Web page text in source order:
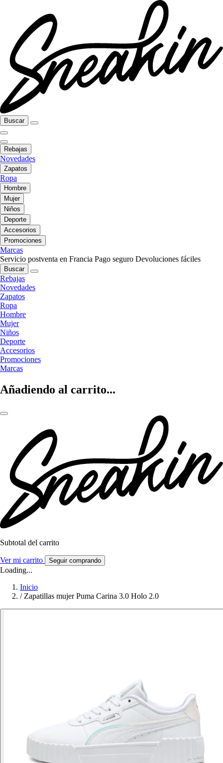
Buscar
Rebajas
Novedades
Zapatos
Ropa
Hombre
Mujer
Niños
Deporte
Accesorios
Promociones
Marcas
Servicio postventa en Francia Pago seguro Devoluciones fáciles
Buscar
Rebajas
Novedades
Zapatos
Ropa
Hombre
Mujer
Niños
Deporte
Accesorios
Promociones
Marcas
Añadiendo al carrito...
Subtotal del carrito
Ver mi carrito Seguir comprando
Loading...
Inicio
/ Zapatillas mujer Puma Carina 3.0 Holo 2.0